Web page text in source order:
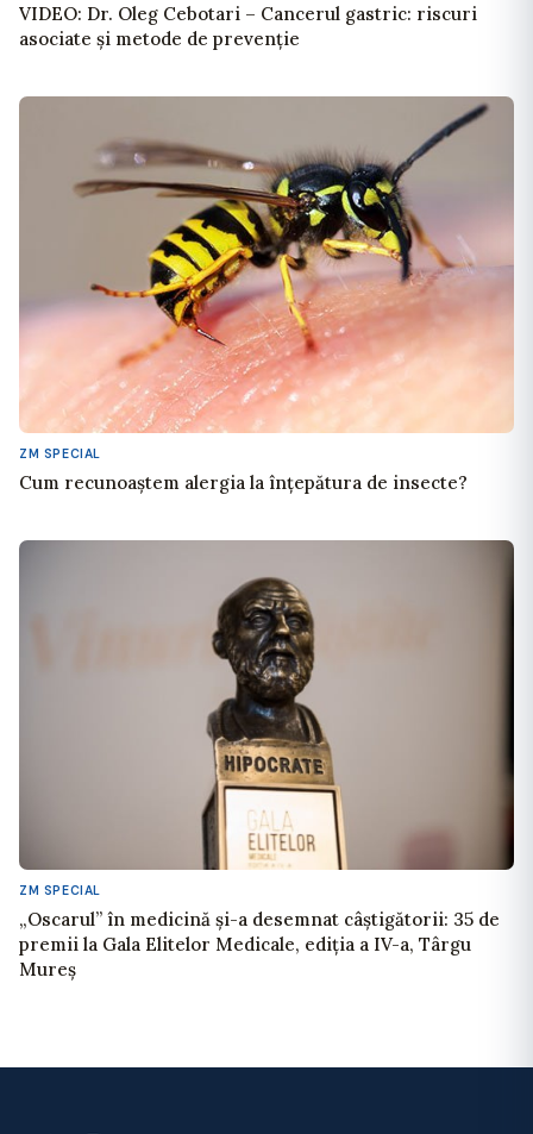
VIDEO: Dr. Oleg Cebotari – Cancerul gastric: riscuri
asociate și metode de prevenție
ZM SPECIAL
Cum recunoaștem alergia la înțepătura de insecte?
ZM SPECIAL
„Oscarul” în medicină și-a desemnat câștigătorii: 35 de
premii la Gala Elitelor Medicale, ediția a IV-a, Târgu
Mureș